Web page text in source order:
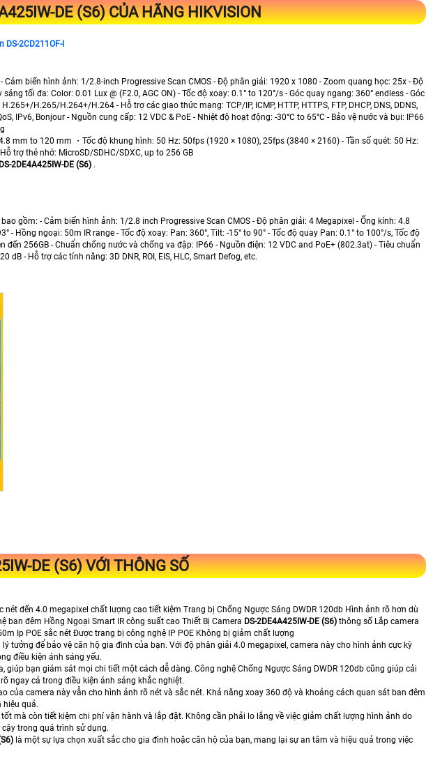
DE (S6)CỦA HÃNG HIKVISION
DS-2CD211OF-I
biến hình ảnh: 1/2.8-inch Progressive Scan CMOS - Độ phân giải: 1920 x 1080 - Zoom quang học: 25x - Độ
tối đa: Color: 0.01 Lux @ (F2.0, AGC ON) - Tốc độ xoay: 0.1° to 120°/s - Góc quay ngang: 360° endless - Góc
H.265/H.264+/H.264 - Hỗ trợ các giao thức mạng: TCP/IP, ICMP, HTTP, HTTPS, FTP, DHCP, DNS, DDNS,
QoS, IPv6, Bonjour - Nguồn cung cấp: 12 VDC & PoE - Nhiệt độ hoạt động: -30°C to 65°C - Bảo vệ nước và bụi: IP66
mm to 120 mm ・Tốc độ khung hình: 50 Hz: 50fps (1920 × 1080), 25fps (3840 × 2160) - Tần số quét: 50 Hz:
trợ thẻ nhớ: MicroSD/SDHC/SDXC, up to 256 GB
DS-2DE4A425IW-DE (S6) .
bao gồm: - Cảm biến hình ảnh: 1/2.8 inch Progressive Scan CMOS - Độ phân giải: 4 Megapixel - Ống kính: 4.8
Hồng ngoại: 50m IR range - Tốc độ xoay: Pan: 360°, Tilt: -15° to 90° - Tốc độ quay Pan: 0.1° to 100°/s, Tốc độ
đến 256GB - Chuẩn chống nước và chống va đập: IP66 - Nguồn điện: 12 VDC and PoE+ (802.3at) - Tiêu chuẩn
- Hỗ trợ các tính năng: 3D DNR, ROI, EIS, HLC, Smart Defog, etc.
DE (S6)VỚI THÔNG SỐ
nét đến 4.0 megapixel chất lượng cao tiết kiệm Trang bị Chống Ngược Sáng DWDR 120db Hình ảnh rõ hơn dù
ban đêm Hồng Ngoại Smart IR công suất cao Thiết Bị Camera DS-2DE4A425IW-DE (S6) thông số Lắp camera
Ip POE sắc nét Được trang bị công nghệ IP POE Không bị giảm chất lượng
lý tưởng để bảo vệ căn hộ gia đình của bạn. Với độ phân giải 4.0 megapixel, camera này cho hình ảnh cực kỳ
điều kiện ánh sáng yếu.
bạn giám sát mọi chi tiết một cách dễ dàng. Công nghệ Chống Ngược Sáng DWDR 120db cũng giúp cải
ngay cả trong điều kiện ánh sáng khắc nghiệt.
của camera này vẫn cho hình ảnh rõ nét và sắc nét. Khả năng xoay 360 độ và khoảng cách quan sát ban đêm
hiệu quả.
mà còn tiết kiệm chi phí vận hành và lắp đặt. Không cần phải lo lắng về việc giảm chất lượng hình ảnh do
trong quá trình sử dụng.
là một sự lựa chọn xuất sắc cho gia đình hoặc căn hộ của bạn, mang lại sự an tâm và hiệu quả trong việc